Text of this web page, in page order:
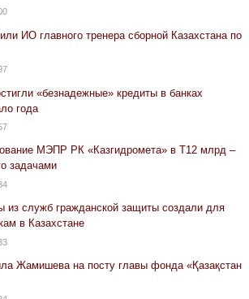
ИО главного тренера сборной Казахстана по
«безнадежные» кредиты в банках
года
МЭПР РК «Казгидромета» в Т12 млрд –
задачами
из служб гражданской защиты создали для
в Казахстане
Жамишева на посту главы фонда «Қазақстан